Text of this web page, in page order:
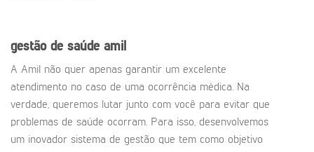
gestão de saúde amil
A Amil não quer apenas garantir um excelente
atendimento no caso de uma ocorrência médica. Na
verdade, queremos lutar junto com você para evitar que
problemas de saúde ocorram. Para isso, desenvolvemos
um inovador sistema de gestão que tem como objetivo